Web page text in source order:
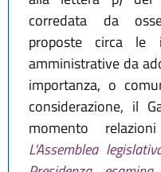
corredata da
proposte circa le
amministrative da
importanza, o
considerazione, il
momento
L'Assemblea